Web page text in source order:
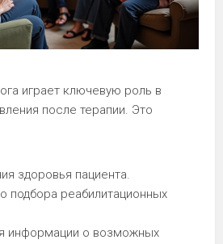
играет ключевую роль в
после терапии. Это
здоровья пациента.
подбора реабилитационных
информации о возможных